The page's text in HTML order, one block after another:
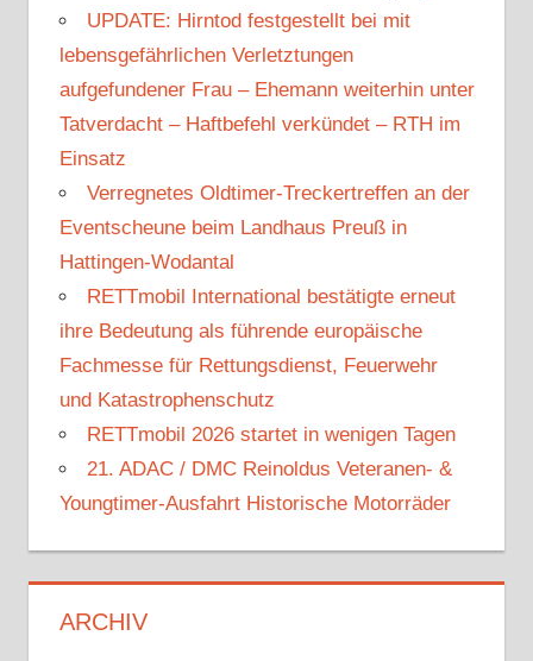
UPDATE: Hirntod festgestellt bei mit
lebensgefährlichen Verletztungen
aufgefundener Frau – Ehemann weiterhin unter
Tatverdacht – Haftbefehl verkündet – RTH im
Einsatz
Verregnetes Oldtimer-Treckertreffen an der
Eventscheune beim Landhaus Preuß in
Hattingen-Wodantal
RETTmobil International bestätigte erneut
ihre Bedeutung als führende europäische
Fachmesse für Rettungsdienst, Feuerwehr
und Katastrophenschutz
RETTmobil 2026 startet in wenigen Tagen
21. ADAC / DMC Reinoldus Veteranen- &
Youngtimer-Ausfahrt Historische Motorräder
ARCHIV